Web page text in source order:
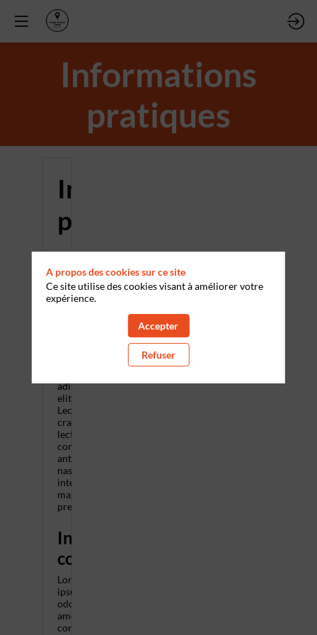
Informations
pratiques
Informations
pratiques
et
lieu
adipiscing
elit.
Lectus
cras
lectus
consectetur
ante
nascetur
interdum
magnis
pretium.
Informations
complémentaires
Lorem
ipsum
odor
amet,
consectetuer
A propos des cookies sur ce site
Ce site utilise des cookies visant à améliorer votre
expérience.
Accepter
Refuser